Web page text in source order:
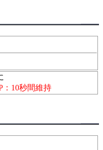
：10秒間維持